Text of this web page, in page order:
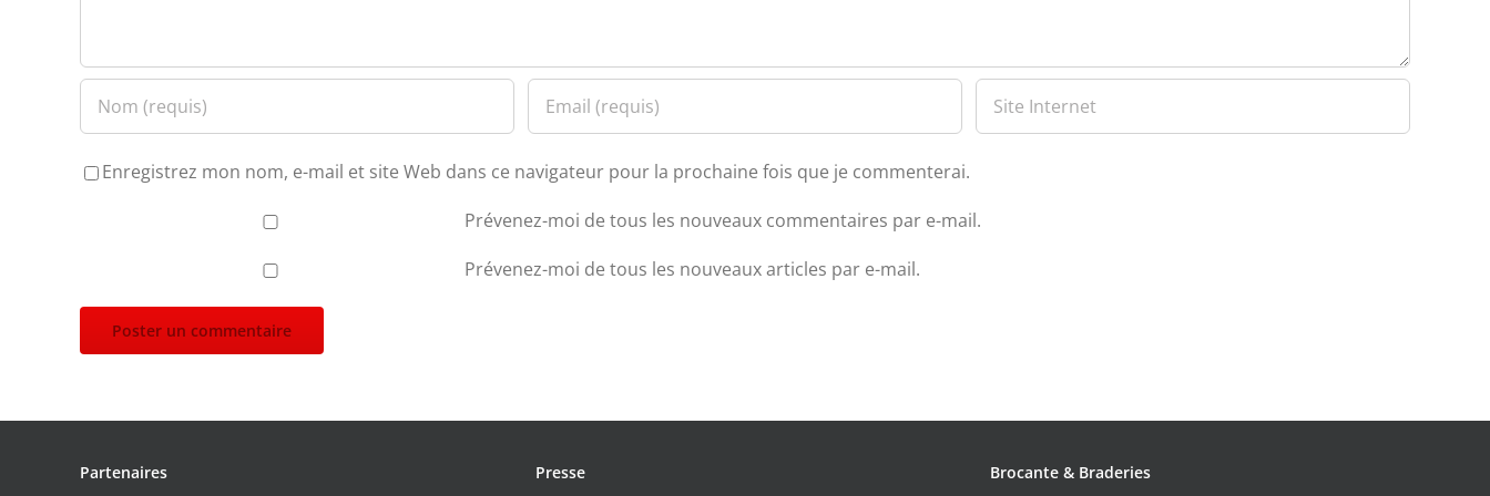
Enregistrez mon nom, e-mail et site Web dans ce navigateur pour la prochaine fois que je commenterai.
Prévenez-moi de tous les nouveaux commentaires par e-mail.
Prévenez-moi de tous les nouveaux articles par e-mail.
Partenaires Presse Brocante & Braderies